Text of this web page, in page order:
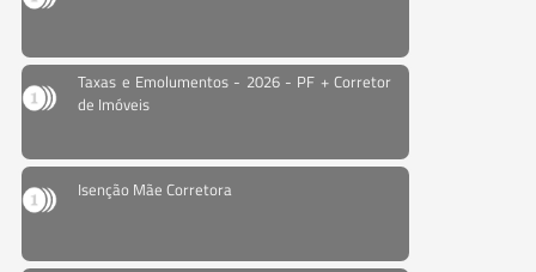
Taxas e Emolumentos - 2026 - PF + Corretor
de Imóveis
Isenção Mãe Corretora